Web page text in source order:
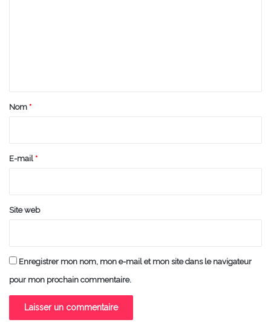
a
e
Nom *
E-mail *
Site web
Enregistrer mon nom, mon e-mail et mon site dans le navigateur
pour mon prochain commentaire.